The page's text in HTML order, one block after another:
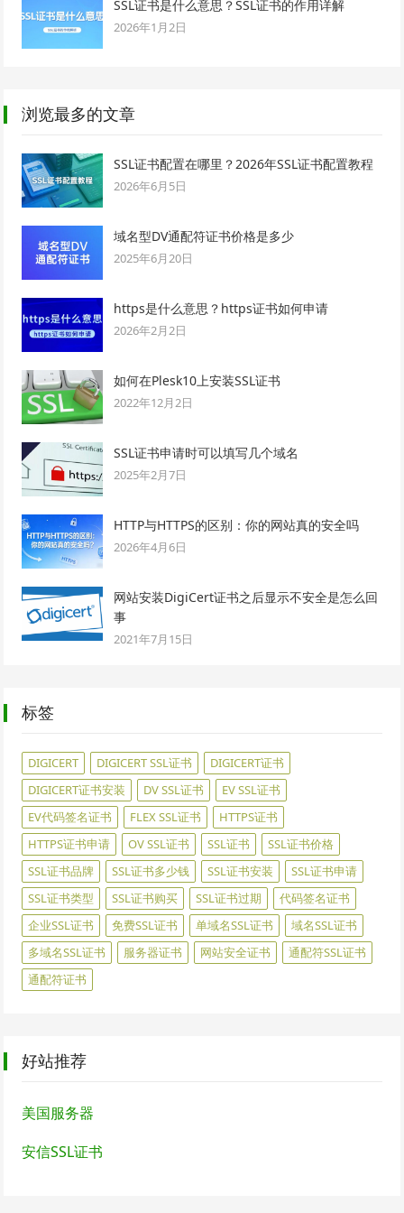
SSL证书是什么意思？SSL证书的作用详解
2026年1月2日
浏览最多的文章
SSL证书配置在哪里？2026年SSL证书配置教程
2026年6月5日
域名型DV通配符证书价格是多少
2025年6月20日
https是什么意思？https证书如何申请
2026年2月2日
如何在Plesk10上安装SSL证书
2022年12月2日
SSL证书申请时可以填写几个域名
2025年2月7日
HTTP与HTTPS的区别：你的网站真的安全吗
2026年4月6日
网站安装DigiCert证书之后显示不安全是怎么回
事
2021年7月15日
标签
DIGICERT DIGICERT SSL证书
DIGICERT证书
DIGICERT证书安装
DV SSL证书
EV SSL证书
EV代码签名证书
FLEX SSL证书
HTTPS证书
HTTPS证书申请
OV SSL证书 SSL证书
SSL证书价格
SSL证书品牌
SSL证书多少钱 SSL证书安装
SSL证书申请
SSL证书类型
SSL证书购买 SSL证书过期
代码签名证书
企业SSL证书
免费SSL证书 单域名SSL证书
域名SSL证书
多域名SSL证书
服务器证书 网站安全证书
通配符SSL证书
通配符证书
好站推荐
美国服务器
安信SSL证书